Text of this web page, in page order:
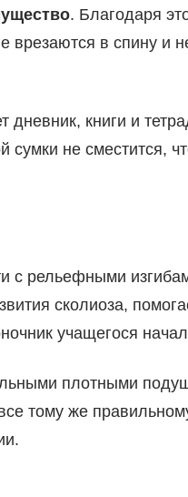
. Благодаря
врезаются в спину и
дневник, книги и
не сместится,
с рельефными
сколиоза,
учащегося
плотными
тому же